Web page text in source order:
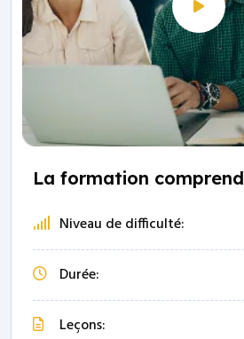
La formation comprend
Niveau de difficulté:
Durée:
Leçons: